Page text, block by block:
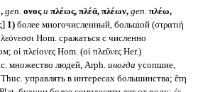
gen. ονος и πλέως, πλέᾱ, πλέων, gen. πλέω,
1)более многочисленный, большой (στρατιή
Hom. сражаться с численно
πλείονες Hom. (οἱ πλεῦνες Her.)
множество людей, Arph. иногда усопшие,
управлять в интересах большинства; ἔτη